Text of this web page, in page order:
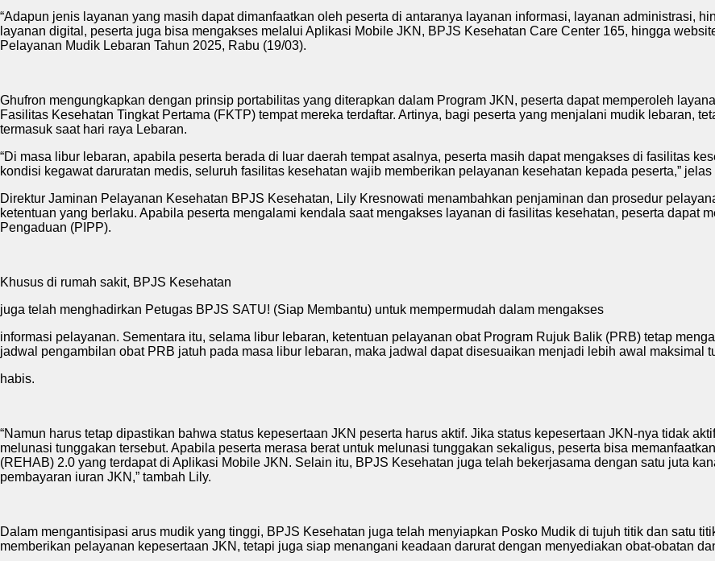
“Adapun jenis layanan yang masih dapat dimanfaatkan oleh peserta di antaranya layanan informasi, layanan administrasi,
layanan digital, peserta juga bisa mengakses melalui Aplikasi Mobile JKN, BPJS Kesehatan Care Center 165, hingga
Pelayanan Mudik Lebaran Tahun 2025, Rabu (19/03).
Ghufron mengungkapkan dengan prinsip portabilitas yang diterapkan dalam Program JKN, peserta dapat memperoleh
Fasilitas Kesehatan Tingkat Pertama (FKTP) tempat mereka terdaftar. Artinya, bagi peserta yang menjalani mudik lebaran,
termasuk saat hari raya Lebaran.
“Di masa libur lebaran, apabila peserta berada di luar daerah tempat asalnya, peserta masih dapat mengakses di fasilitas
kondisi kegawat daruratan medis, seluruh fasilitas kesehatan wajib memberikan pelayanan kesehatan kepada peserta,” jelas
Direktur Jaminan Pelayanan Kesehatan BPJS Kesehatan, Lily Kresnowati menambahkan penjaminan dan prosedur
ketentuan yang berlaku. Apabila peserta mengalami kendala saat mengakses layanan di fasilitas kesehatan, peserta dapat
Pengaduan (PIPP).
Khusus di rumah sakit, BPJS Kesehatan
juga telah menghadirkan Petugas BPJS SATU! (Siap Membantu) untuk mempermudah dalam mengakses
informasi pelayanan. Sementara itu, selama libur lebaran, ketentuan pelayanan obat Program Rujuk Balik (PRB) tetap
jadwal pengambilan obat PRB jatuh pada masa libur lebaran, maka jadwal dapat disesuaikan menjadi lebih awal maksimal
habis.
“Namun harus tetap dipastikan bahwa status kepesertaan JKN peserta harus aktif. Jika status kepesertaan JKN-nya tidak
melunasi tunggakan tersebut. Apabila peserta merasa berat untuk melunasi tunggakan sekaligus, peserta bisa
(REHAB) 2.0 yang terdapat di Aplikasi Mobile JKN. Selain itu, BPJS Kesehatan juga telah bekerjasama dengan satu juta
pembayaran iuran JKN,” tambah Lily.
Dalam mengantisipasi arus mudik yang tinggi, BPJS Kesehatan juga telah menyiapkan Posko Mudik di tujuh titik dan satu
memberikan pelayanan kepesertaan JKN, tetapi juga siap menangani keadaan darurat dengan menyediakan obat-obatan